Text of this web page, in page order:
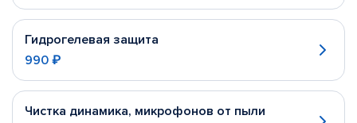
Гидрогелевая защита
990 ₽
Чистка динамика, микрофонов от пыли